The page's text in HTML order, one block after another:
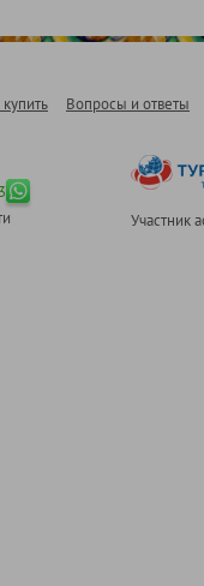
купить Вопросы и ответы
Участник